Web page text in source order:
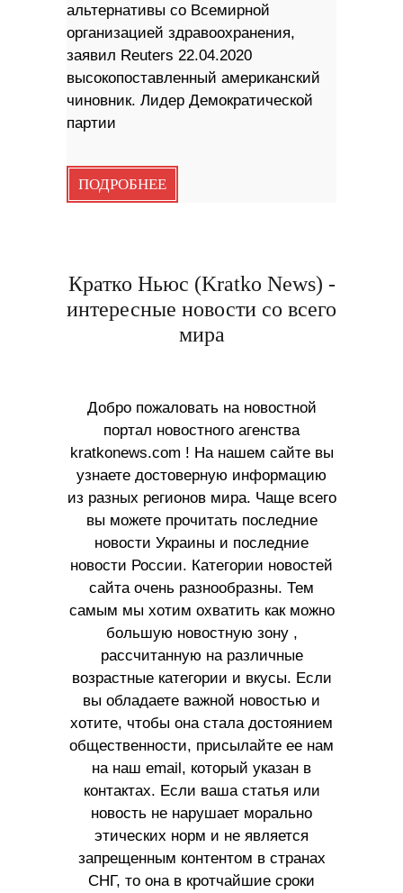
альтернативы со Всемирной
организацией здравоохранения,
заявил Reuters 22.04.2020
высокопоставленный американский
чиновник. Лидер Демократической
партии
ПОДРОБНЕЕ
Кратко Ньюс (Kratko News) -
интересные новости со всего
мира
Добро пожаловать на новостной
портал новостного агенства
kratkonews.com ! На нашем сайте вы
узнаете достоверную информацию
из разных регионов мира. Чаще всего
вы можете прочитать последние
новости Украины и последние
новости России. Категории новостей
сайта очень разнообразны. Тем
самым мы хотим охватить как можно
большую новостную зону ,
рассчитанную на различные
возрастные категории и вкусы. Если
вы обладаете важной новостью и
хотите, чтобы она стала достоянием
общественности, присылайте ее нам
на наш email, который указан в
контактах. Если ваша статья или
новость не нарушает морально
этических норм и не является
запрещенным контентом в странах
СНГ, то она в кротчайшие сроки